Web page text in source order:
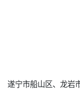
遂宁市船山区、龙岩